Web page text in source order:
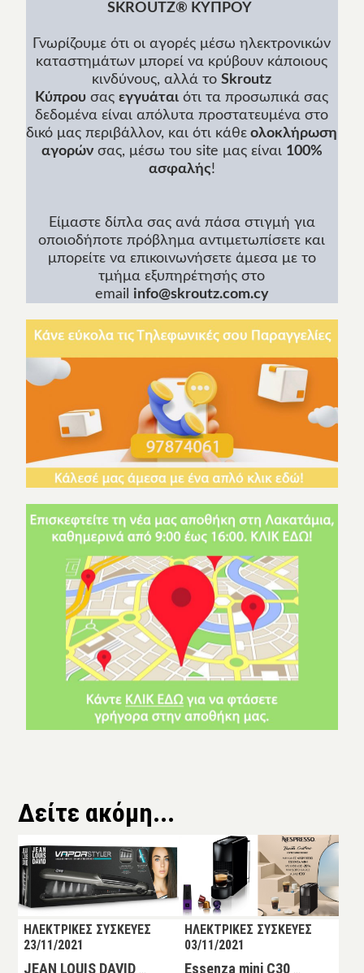
SKROUTZ® ΚΥΠΡΟΥ
Γνωρίζουμε ότι οι αγορές μέσω ηλεκτρονικών
καταστημάτων μπορεί να κρύβουν κάποιους
κινδύνους, αλλά τοSkroutz
Κύπρου σαςεγγυάται ότι τα προσωπικά σας
δεδομένα είναι απόλυτα προστατευμένα στο
δικό μας περιβάλλον, και ότι κάθε ολοκλήρωση
αγορώνσας, μέσω του site μας είναι 100%
ασφαλής!
Είμαστε δίπλα σας ανά πάσα στιγμή για
οποιοδήποτε πρόβλημα αντιμετωπίσετε και
μπορείτε να επικοινωνήσετε άμεσα με το
τμήμα εξυπηρέτησής στο
email info@skroutz.com.cy
Δείτε ακόμη...
ΗΛΕΚΤΡΙΚΕΣ ΣΥΣΚΕΥΕΣ
23/11/2021
JEAN LOUIS DAVID Vapor Styler Ψηφιακή Πρέσα Ατμού
ΗΛΕΚΤΡΙΚΕΣ ΣΥΣΚΕΥΕΣ
03/11/2021
Essenza mini C30 Μηχανή Espresso Black + Δώρο 14 Κάψουλες